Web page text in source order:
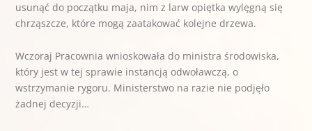
usunąć do początku maja, nim z larw opiętka wylęgną się
chrząszcze, które mogą zaatakować kolejne drzewa.
Wczoraj Pracownia wnioskowała do ministra środowiska,
który jest w tej sprawie instancją odwoławczą, o
wstrzymanie rygoru. Ministerstwo na razie nie podjęło
żadnej decyzji…